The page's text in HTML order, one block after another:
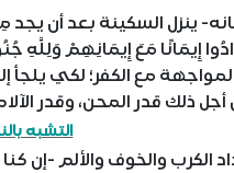
ينزل السكينة بعد أن يجد
مع الكفر؛ لكي يلجأ
ذلك قدر المحن، وقدر
التشبه
الكرب والخوف والألم -إن